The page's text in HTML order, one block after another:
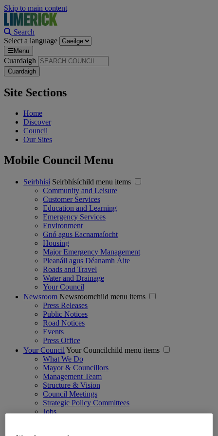
Skip to main content
Search
Select a language
Menu
Cuardaigh
Site Sections
Home
Discover
Council
Our Sites
Mobile Council Menu
Seirbhísí Seirbhísíchild menu items
Community and Leisure
Customer Services
Education and Learning
Emergency Services
Environment
Gnó agus Eacnamaíocht
Housing
Major Emergency Management
Pleanáil agus Déanamh Áite
Roads and Travel
Water and Drainage
Your Council
Newsroom Newsroomchild menu items
Press Releases
Public Notices
Road Notices
Events
Press Office
Your Council Your Councilchild menu items
What We Do
Mayor & Councillors
Management Team
Structure & Vision
Council Meetings
Strategic Policy Committees
Jobs